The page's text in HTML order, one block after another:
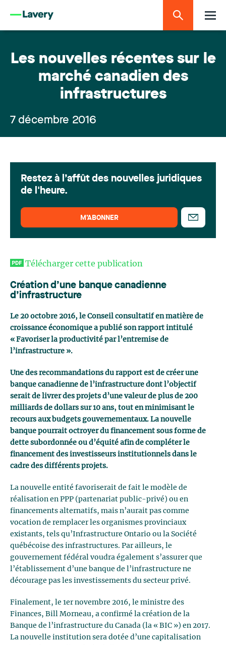
Les nouvelles récentes sur le
marché canadien des
infrastructures
7 décembre 2016
Télécharger cette publication
Création d’une banque canadienne
d’infrastructure
Le 20 octobre 2016, le Conseil consultatif en matière de
croissance économique a publié son rapport intitulé
« Favoriser la productivité par l’entremise de
l’infrastructure ».
Une des recommandations du rapport est de créer une
banque canadienne de l’infrastructure dont l’objectif
serait de livrer des projets d’une valeur de plus de 200
milliards de dollars sur 10 ans, tout en minimisant le
recours aux budgets gouvernementaux. La nouvelle
banque pourrait octroyer du financement sous forme de
dette subordonnée ou d’équité afin de compléter le
financement des investisseurs institutionnels dans le
cadre des différents projets.
La nouvelle entité favoriserait de fait le modèle de
réalisation en PPP (partenariat public-privé) ou en
financements alternatifs, mais n’aurait pas comme
vocation de remplacer les organismes provinciaux
existants, tels qu’Infrastructure Ontario ou la Société
québécoise des infrastructures. Par ailleurs, le
gouvernement fédéral voudra également s’assurer que
l’établissement d’une banque de l’infrastructure ne
décourage pas les investissements du secteur privé.
Finalement, le 1er novembre 2016, le ministre des
Finances, Bill Morneau, a confirmé la création de la
Banque de l’infrastructure du Canada (la « BIC ») en 2017.
La nouvelle institution sera dotée d’une capitalisation
Restez à l’affût des nouvelles juridiques
de l'heure.
M’ABONNER